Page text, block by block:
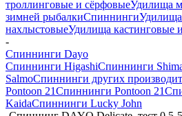
троллинговые и сёрфовыеУдилища
зимней рыбалкиСпиннинги
нахлыстовыеУдилища кастинговые
-
Спиннинги Dayo
Спиннинги HigashiСпиннинги
SalmoСпиннинги других
Pontoon 21Спиннинги Pontoon 21
KaidaСпиннинги Lucky John